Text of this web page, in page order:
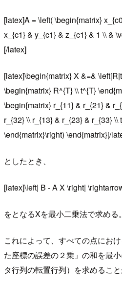
[latex]A = \left( \begin{matrix}
x_{c1} & y_{c1} & z_{c1} & 1 \\ &
[/latex]
[latex]\begin{matrix} X &=&
\begin{matrix} R^{T} \\ t^{T}
\begin{matrix} r_{11} & r_{21} &
r_{32} \\ r_{13} & r_{23} & r_{33} \\
\end{matrix}\right) \end{matrix}[/
としたとき、
[latex]\left| B - A X \right|
をとなるXを最小二乗法で求める。
これによって、すべての点にお
た座標の誤差の２乗」の和を最
タ行列の転置行列）を求めること